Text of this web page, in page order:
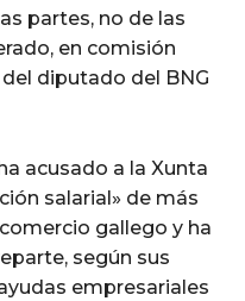
partes, no de las
en comisión
diputado del BNG
acusado a la Xunta
salarial» de más
gallego y ha
según sus
empresariales